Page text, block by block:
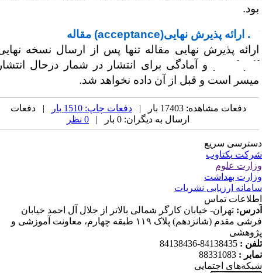
نهایی( acceptance) مقاله
پذیرش نهایی مقاله تنها پس از ارسال نسخه نهایی
proof
و آمادگی برای انتشار در شمار درحال انتشار
است و قبل از آن داده نخواهد شد.
دفعات مشاهده: 17403 بار | دفعات چاپ: 1510 بار
| دفعات
ارسال به دیگران: 0 بار |
سریع
یکتاوب
علوم
بهداشت
ارزیابی نشریات
تماس
تهران- خیابان کارگر شمالی بالاتر از جلال آل احمد خیابان
فرشی مقدم (شانزدهم) پلاک ۱۱۹ طبقه چهارم، معاونت آموزشی و
:
84138435-84138436
:
88331083
اجتمایی